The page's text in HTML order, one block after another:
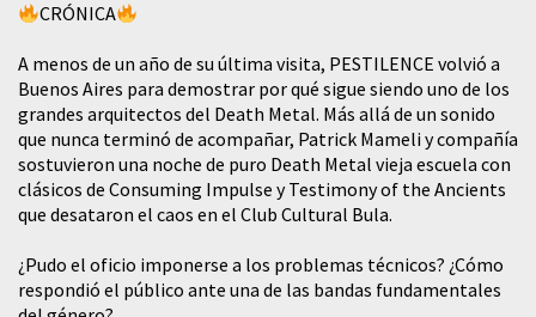
CRÓNICA
A menos de un año de su última visita, PESTILENCE volvió a
Buenos Aires para demostrar por qué sigue siendo uno de los
grandes arquitectos del Death Metal. Más allá de un sonido
que nunca terminó de acompañar, Patrick Mameli y compañía
sostuvieron una noche de puro Death Metal vieja escuela con
clásicos de Consuming Impulse y Testimony of the Ancients
que desataron el caos en el Club Cultural Bula.
¿Pudo el oficio imponerse a los problemas técnicos? ¿Cómo
respondió el público ante una de las bandas fundamentales